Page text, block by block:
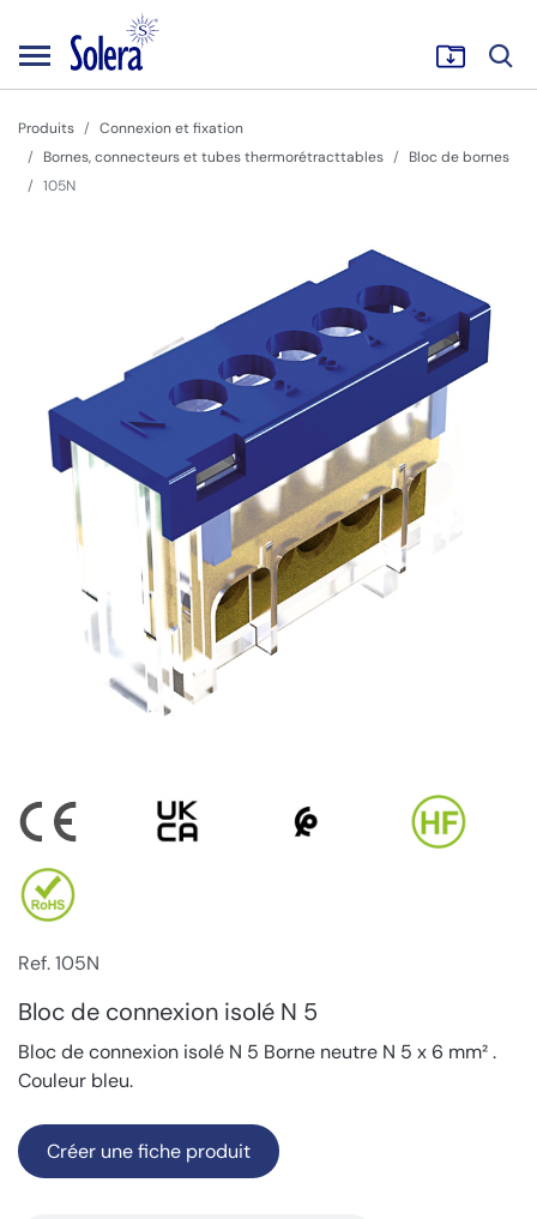
Produits
Connexion et fixation
Bornes, connecteurs et tubes thermorétracttables
Bloc de bornes
105N
Ref. 105N
Bloc de connexion isolé N 5
Bloc de connexion isolé N 5 Borne neutre N 5 x 6 mm² .
Couleur bleu.
Créer une fiche produit